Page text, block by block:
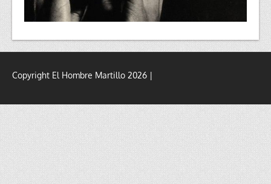
Copyright El Hombre Martillo 2026 |